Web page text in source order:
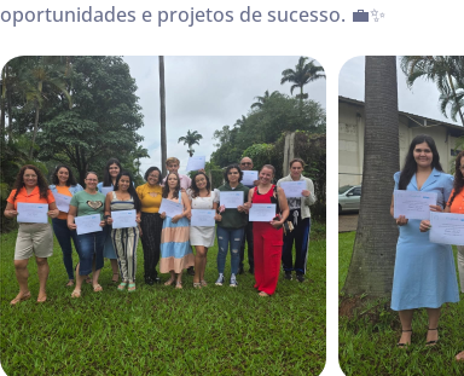
oportunidades e projetos de sucesso. 💼✨